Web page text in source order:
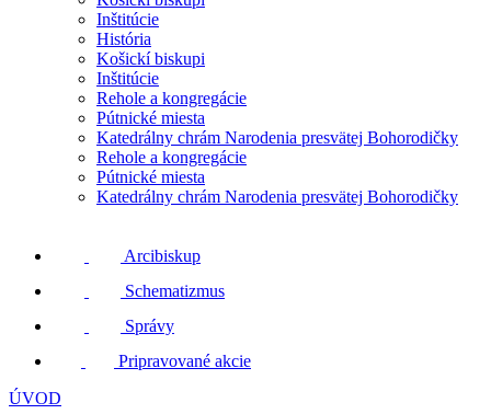
Inštitúcie
História
Košickí biskupi
Inštitúcie
Rehole a kongregácie
Pútnické miesta
Katedrálny chrám Narodenia presvätej Bohorodičky
Rehole a kongregácie
Pútnické miesta
Katedrálny chrám Narodenia presvätej Bohorodičky
Arcibiskup
Schematizmus
Správy
Pripravované akcie
ÚVOD